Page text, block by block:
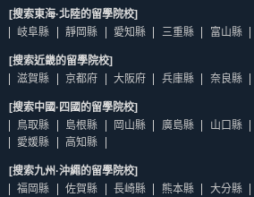
[搜索東海·北陸的留學院校]
岐阜縣
靜岡縣 愛知縣 三重縣 富山縣
[搜索近畿的留學院校]
滋賀縣
京都府 大阪府 兵庫縣 奈良縣
[搜索中國·四國的留學院校]
鳥取縣
島根縣 岡山縣 廣島縣 山口縣
愛媛縣
高知縣
[搜索九州·沖繩的留學院校]
福岡縣
佐賀縣 長崎縣 熊本縣 大分縣